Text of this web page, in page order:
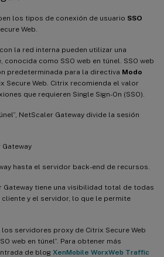
los tipos de conexión de usuario SSO
Web.
la red interna pueden utilizar una
conocida como SSO web en túnel. SSO web
predeterminada para la directiva Modo
Secure Web. Citrix recomienda el valor
que requieren Single Sign-On (SSO).
NetScaler Gateway divide la sesión
hasta el servidor back-end de recursos.
Gateway tiene una visibilidad total de todas
y el servidor, lo que le permite
servidores proxy de Citrix Secure Web
web en túnel”. Para obtener más
de blog XenMobile WorxWeb Traffic